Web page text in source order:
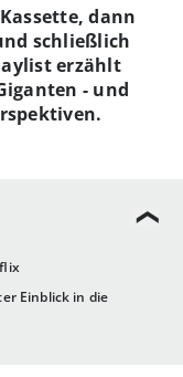
Einblick in die
dann
schließlich
erzählt
- und